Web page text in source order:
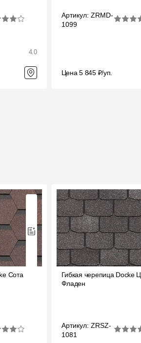
4.0
Артикул: ZRMD-
1099
Цена 5 845 ₽/уп.
Сота
Гибкая черепица Docke
Фладен
Артикул: ZRSZ-
1081